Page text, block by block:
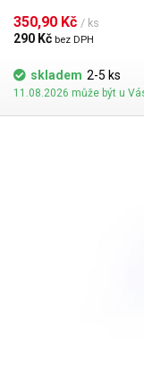
vypadající aku packy.
Sunkko 907A. K dispozici v různých barvách (oranžovo-červená a černá)
350,90 Kč / ks
290 Kč bez DPH
skladem 2-5 ks
11.08.2026 může být u